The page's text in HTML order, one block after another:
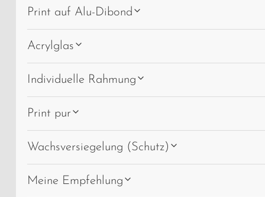
Print auf Alu-Dibond
Acrylglas
Individuelle Rahmung
Print pur
Wachsversiegelung (Schutz)
Meine Empfehlung